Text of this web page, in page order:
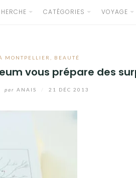
CATÉGORIES VOYAGE
MONTPELLIER BEAUTÉ
vous prépare des
par ANAIS 21 DÉC 2013